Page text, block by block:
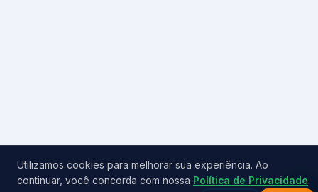
Utilizamos cookies para melhorar sua experiência. Ao
continuar, você concorda com nossa Política de Privacidade.